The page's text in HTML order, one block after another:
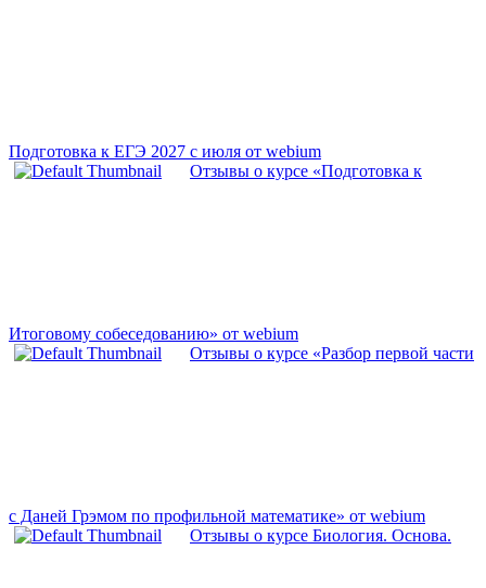
Подготовка к ЕГЭ 2027 с июля от webium
Отзывы о курсе «Подготовка к
Итоговому собеседованию» от webium
Отзывы о курсе «Разбор первой части
с Даней Грэмом по профильной математике» от webium
Отзывы о курсе Биология. Основа.